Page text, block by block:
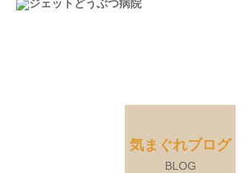
気まぐれブログ
BLOG